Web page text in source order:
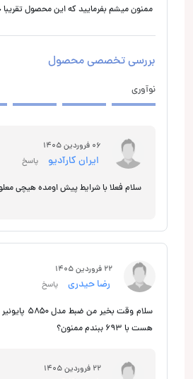
ممنون میشم بفرمایید که این محصول
بررسی تخصصی محصول
نوآوری
06 فروردین 1405
ایران کارآدیو پاسخ
سلام فعلا با شرایط پیش اومده هیچی
22 فروردین 1405
رضا حیدری پاسخ
سلام وقت
هست با ۶۹۳ ببندم ممنون؟
22 فروردین 1405